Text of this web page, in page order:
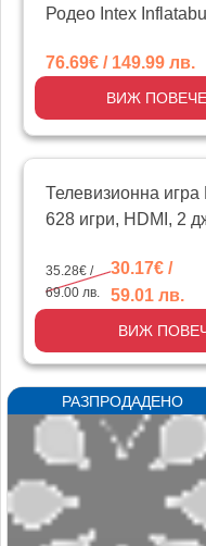
Родео Intex Inflatabull
76.69€ / 149.99 лв.
ВИЖ ПОВЕЧЕ
Телевизионна игра
628 игри, HDMI, 2
35.28€ /
69.00 лв.
30.17€ /
59.01 лв.
ВИЖ